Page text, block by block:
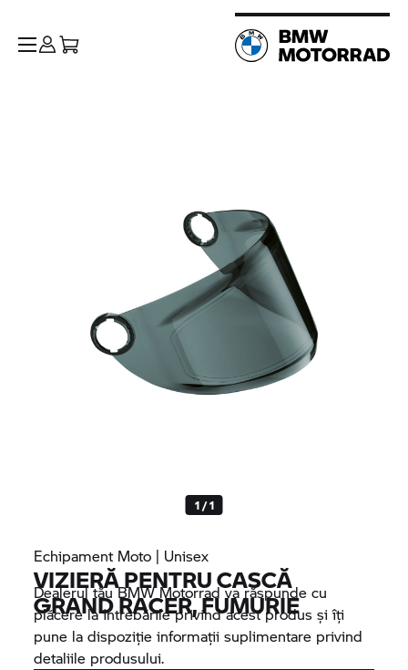
1 / 1
Echipament Moto | Unisex
VIZIERĂ PENTRU CASCĂ
GRAND RACER, FUMURIE
Dealerul tăuBMW Motorradva răspunde cu
plăcere la întrebările privind acest produs şi îţi
pune la dispoziţie informaţii suplimentare privind
detaliile produsului.